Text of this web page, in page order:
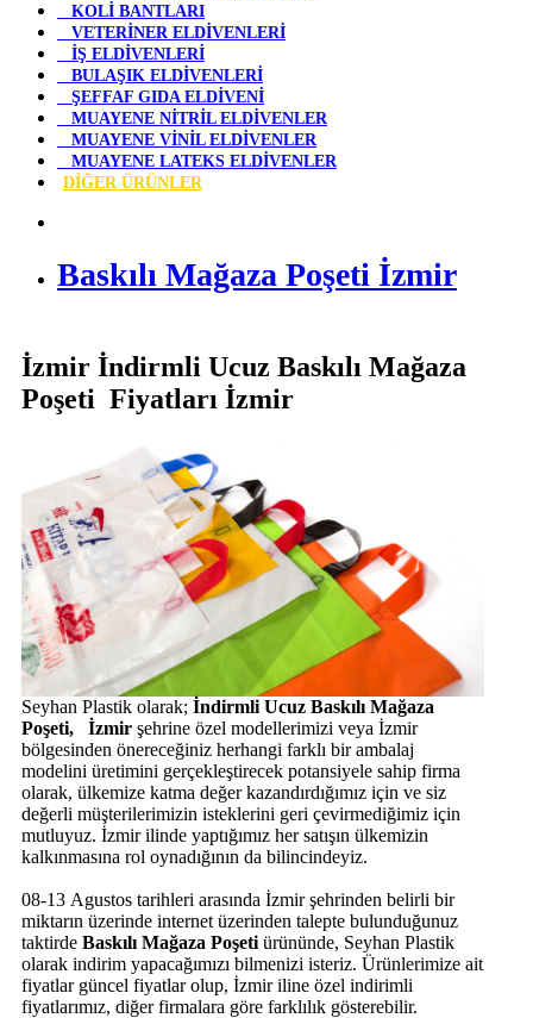
KOLİ BANTLARI
VETERİNER ELDİVENLERİ
İŞ ELDİVENLERİ
BULAŞIK ELDİVENLERİ
ŞEFFAF GIDA ELDİVENİ
MUAYENE NİTRİL ELDİVENLER
MUAYENE VİNİL ELDİVENLER
MUAYENE LATEKS ELDİVENLER
DİĞER ÜRÜNLER
Baskılı Mağaza Poşeti İzmir
İzmir İndirmli Ucuz Baskılı Mağaza
Poşeti Fiyatları İzmir
Seyhan Plastik olarak; İndirmli Ucuz Baskılı Mağaza
Poşeti, İzmir şehrine özel modellerimizi veya İzmir
bölgesinden önereceğiniz herhangi farklı bir ambalaj
modelini üretimini gerçekleştirecek potansiyele sahip firma
olarak, ülkemize katma değer kazandırdığımız için ve siz
değerli müşterilerimizin isteklerini geri çevirmediğimiz için
mutluyuz. İzmir ilinde yaptığımız her satışın ülkemizin
kalkınmasına rol oynadığının da bilincindeyiz.
08-13 Agustos tarihleri arasında İzmir şehrinden belirli bir
miktarın üzerinde internet üzerinden talepte bulunduğunuz
taktirde Baskılı Mağaza Poşeti ürününde, Seyhan Plastik
olarak indirim yapacağımızı bilmenizi isteriz. Ürünlerimize ait
fiyatlar güncel fiyatlar olup, İzmir iline özel indirimli
fiyatlarımız, diğer firmalara göre farklılık gösterebilir.